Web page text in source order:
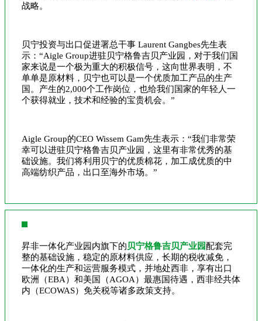
战略。
贝宁投资与出口促进署总干事 Laurent Gangbes先生表
示：“Aigle Group进驻贝宁格鲁吉贝产业园，对于我们国
家来说是一个极为重大的积极信号，这向世界表明，不
单单是原材料，贝宁也可以是一个优质加工产品的生产
国。产生的2,000个工作岗位，也给我们国家的年轻人一
个获得就业，技术和经验的宝贵机会。”
Aigle Group的CEO Wissem Gam先生表示：“我们非常荣
幸可以进驻贝宁格鲁吉贝产业园，这里有非常优秀的基
础设施。我们将利用贝宁的优质棉花，加工成优质的中
高端纺织产品，出口至海外市场。”
昇非一体化产业园内旗下的贝宁格鲁吉贝产业园配套完
整的基础设施，稳定的原材料供应，长期的税收减免，
一体化的生产和运营服务模式，并地处西非，享有出口
欧洲（EBA）和美国（AGOA）最惠国待遇，西非经共体
内（ECOWAS）免关税等诸多政策支持。